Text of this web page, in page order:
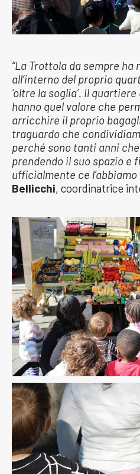
“La Trottola da sempre
all’interno del proprio
‘oltre la soglia’. Il
hanno quel valore che
arricchire il proprio
traguardo che
perché sono tanti anni
prendendo il suo spazio e
ufficialmente ce l’abbiamo
Bellicchi, coordinatrice